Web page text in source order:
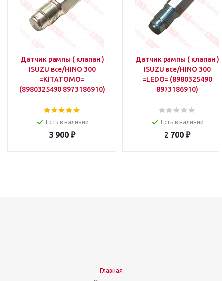
Датчик рампы ( клапан )
ISUZU все/HINO 300
=KITATOMO=
(8980325490 8973186910)
Есть в наличии
3 900₽
Датчик рампы ( клапан )
ISUZU все/HINO 300
=LEDO= (8980325490
8973186910)
Есть в наличии
2 700₽
Главная